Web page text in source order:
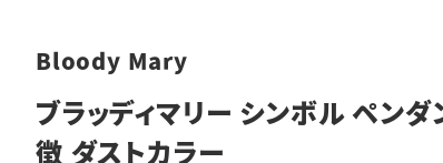
Bloody Mary
ブラッディマリー シンボル ペンダ
徴 ダストカラー